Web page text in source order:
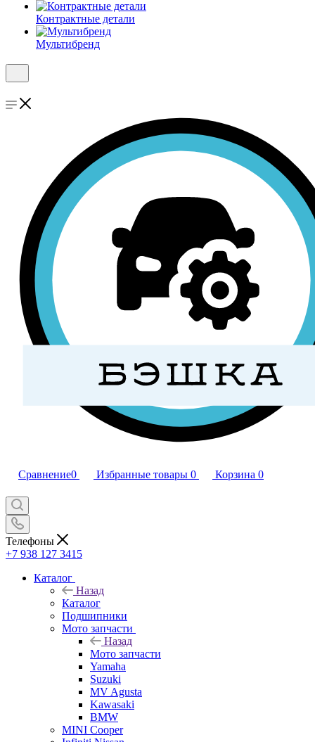
Контрактные детали
Мультибренд
Сравнение0 Избранные товары 0 Корзина 0
Телефоны
+7 938 127 3415
Каталог
Назад
Каталог
Подшипники
Мото запчасти
Назад
Мото запчасти
Yamaha
Suzuki
MV Agusta
Kawasaki
BMW
MINI Cooper